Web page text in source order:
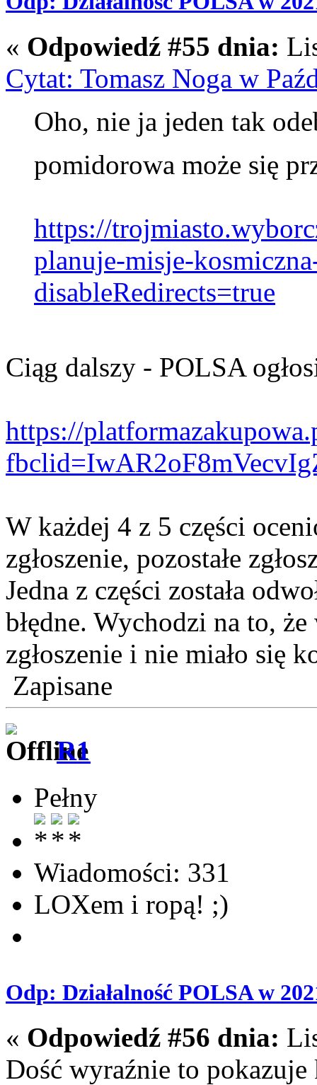
« Odpowiedź #55 dnia:
Cytat: Tomasz Noga w
Oho, nie ja jeden tak
pomidorowa może się
https://
planuje-misje-
disableRedirects=true
Ciąg dalszy - POLSA
https://
W każdej 4 z 5 części
zgłoszenie, pozostałe
Jedna z części została
błędne. Wychodzi na to,
zgłoszenie i nie miało się
Zapisane
R1
Pełny
Wiadomości: 331
LOXem i ropą! ;)
Odp: Działalność POLSA w
« Odpowiedź #56 dnia:
Dość wyraźnie to pokazuje